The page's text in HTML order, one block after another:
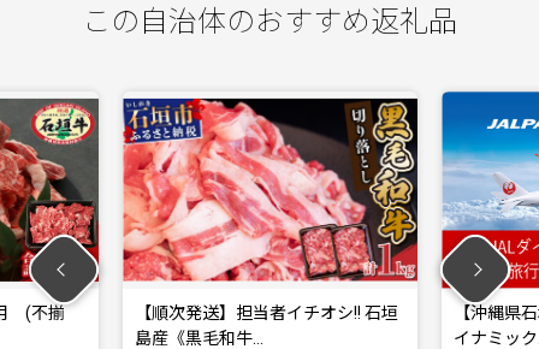
この自治体のおすすめ返礼品
シ!! 石垣
【沖縄県石垣市】30,000円分JALダ
イナミック…
ロイズ石
ロイズ石